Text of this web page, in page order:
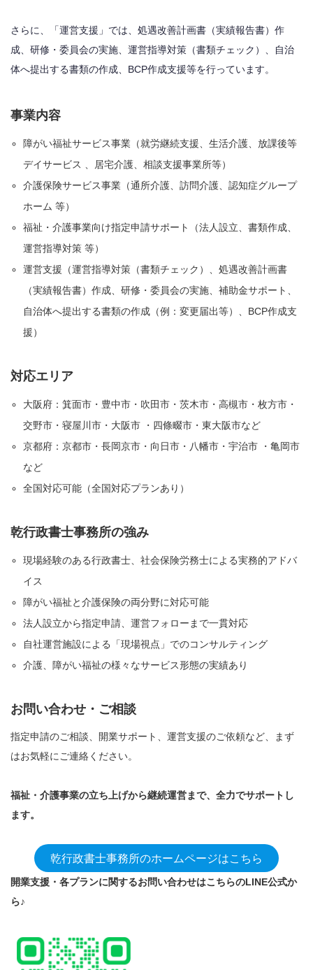
さらに、「運営支援」では、処遇改善計画書（実績報告書）作
成、研修・委員会の実施、運営指導対策（書類チェック）、自治
体へ提出する書類の作成、BCP作成支援等を行っています。
事業内容
障がい福祉サービス事業（就労継続支援、生活介護、放課後等
デイサービス 、居宅介護、相談支援事業所等）
介護保険サービス事業（通所介護、訪問介護、認知症グループ
ホーム 等）
福祉・介護事業向け指定申請サポート（法人設立、書類作成、
運営指導対策 等）
運営支援（運営指導対策（書類チェック）、処遇改善計画書
（実績報告書）作成、研修・委員会の実施、補助金サポート、
自治体へ提出する書類の作成（例：変更届出等）、BCP作成支
援）
対応エリア
大阪府：箕面市・豊中市・吹田市・茨木市・高槻市・枚方市・
交野市・寝屋川市・大阪市 ・四條畷市・東大阪市など
京都府：京都市・長岡京市・向日市・八幡市・宇治市 ・亀岡市
など
全国対応可能（全国対応プランあり）
乾行政書士事務所の強み
現場経験のある行政書士、社会保険労務士による実務的アドバ
イス
障がい福祉と介護保険の両分野に対応可能
法人設立から指定申請、運営フォローまで一貫対応
自社運営施設による「現場視点」でのコンサルティング
介護、障がい福祉の様々なサービス形態の実績あり
お問い合わせ・ご相談
指定申請のご相談、開業サポート、運営支援のご依頼など、まず
はお気軽にご連絡ください。
福祉・介護事業の立ち上げから継続運営まで、全力でサポートし
ます。
乾行政書士事務所のホームページはこちら
開業支援・各プランに関するお問い合わせはこちらのLINE公式か
ら♪